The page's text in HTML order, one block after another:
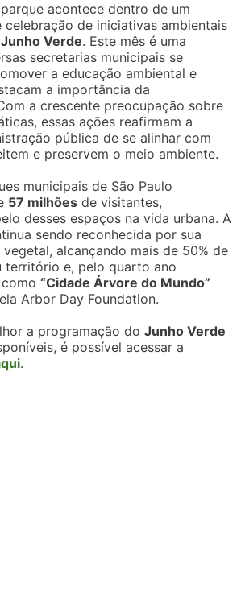
acontece dentro de um
de iniciativas ambientais
Junho Verde. Este mês é uma
secretarias municipais se
a educação ambiental e
a importância da
a crescente preocupação sobre
essas ações reafirmam a
pública de se alinhar com
e preservem o meio ambiente.
municipais de São Paulo
57 milhões de visitantes,
desses espaços na vida urbana. A
sendo reconhecida por sua
alcançando mais de 50% de
território e, pelo quarto ano
como“Cidade Árvore do Mundo”
Arbor Day Foundation.
a programação doJunho Verde
é possível acessar a
.